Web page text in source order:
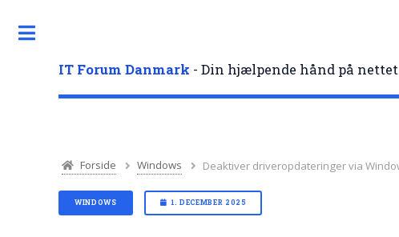
IT Forum Danmark - Din hjælpende hånd på nettet
Forside Windows Deaktiver driveropdateringer via
WINDOWS 1. DECEMBER 2025